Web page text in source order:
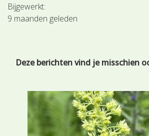
Bijgewerkt:
9 maanden geleden
Deze berichten vind je misschien